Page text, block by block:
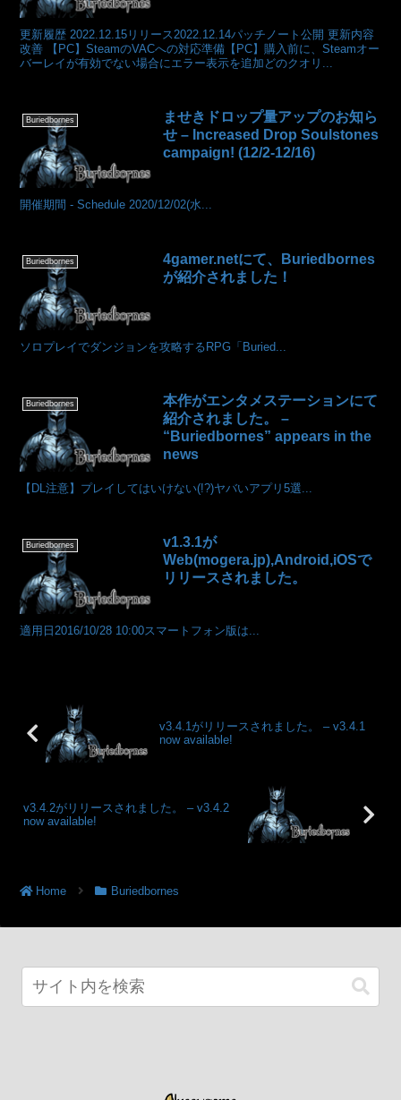
更新履歴 2022.12.15リリース2022.12.14パッチノート公開 更新内容
改善 【PC】SteamのVACへの対応準備【PC】購入前に、Steamオー
バーレイが有効でない場合にエラー表示を追加どのクオリ...
Buriedbornes
ませきドロップ量アップのお知ら
せ – Increased Drop Soulstones
campaign! (12/2-12/16)
開催期間 - Schedule 2020/12/02(水...
Buriedbornes
4gamer.netにて、Buriedbornes
が紹介されました！
ソロプレイでダンジョンを攻略するRPG「Buried...
Buriedbornes
本作がエンタメステーションにて
紹介されました。 –
“Buriedbornes” appears in the
news
【DL注意】プレイしてはいけない(!?)ヤバいアプリ5選...
Buriedbornes
v1.3.1が
Web(mogera.jp),Android,iOSで
リリースされました。
適用日2016/10/28 10:00スマートフォン版は...
v3.4.1がリリースされました。 – v3.4.1
now available!
v3.4.2がリリースされました。 – v3.4.2
now available!
Home Buriedbornes